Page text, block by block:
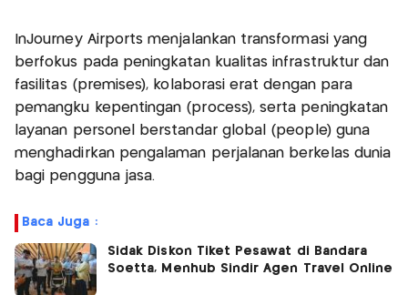
InJourney Airports menjalankan transformasi yang
berfokus pada peningkatan kualitas infrastruktur dan
fasilitas (premises), kolaborasi erat dengan para
pemangku kepentingan (process), serta peningkatan
layanan personel berstandar global (people) guna
menghadirkan pengalaman perjalanan berkelas dunia
bagi pengguna jasa.
Baca Juga :
Sidak Diskon Tiket Pesawat di Bandara
Soetta, Menhub Sindir Agen Travel Online